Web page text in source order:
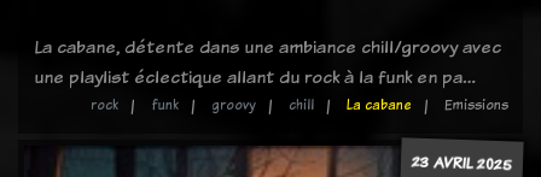
La cabane, détente dans une ambiance chill/groovy avec
une playlist éclectique allant du rock à la funk en pa…
rock funk groovy chill La cabane Emissions
23 AVRIL 2025